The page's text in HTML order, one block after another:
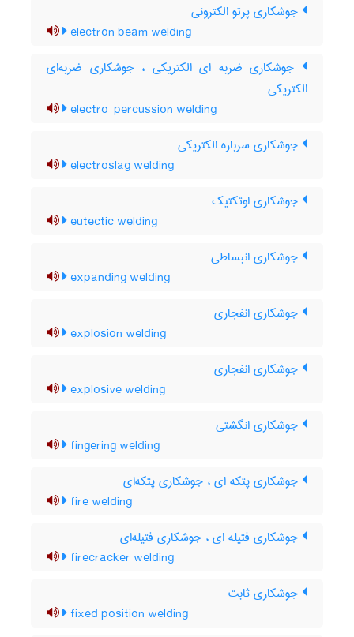
جوشکاری پرتو الکترونی
electron beam welding
جوشکاری ضربه ای الکتریکی ، جوشکاری ضربه‌ای
الکتریکی
electro-percussion welding
جوشکاری سرباره الکتریکی
electroslag welding
جوشکاری اوتکتیک
eutectic welding
جوشکاری انبساطی
expanding welding
جوشکاری انفجاری
explosion welding
جوشکاری انفجاری
explosive welding
جوشکاری انگشتی
fingering welding
جوشکاری پتکه ای ، جوشکاری پتکه‌ای
fire welding
جوشکاری فتیله ای ، جوشکاری فتیله‌ای
firecracker welding
جوشکاری ثابت
fixed position welding